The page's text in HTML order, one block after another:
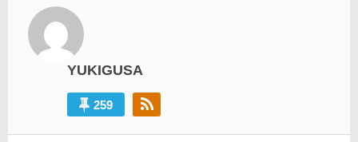
ー
シ
ョ
YUKIGUSA
259